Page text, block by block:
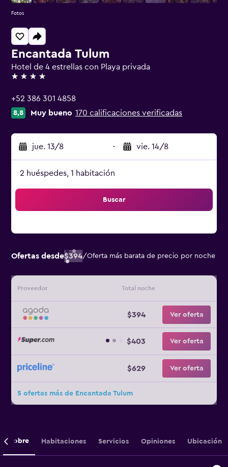
Encantada Tulum
Hotel de 4 estrellas con Playa privada
4 estrellas
+52 386 301 4858
8,8 Muy bueno 170 calificaciones verificadas
jue. 13/8 - vie. 14/8
2 huéspedes, 1 habitación
Buscar
Ofertas desde$394/Oferta más barata de precio por noche
Proveedor Total noche
$394 Ver oferta
$403 Ver oferta
$629 Ver oferta
5 ofertas más de Encantada Tulum
Fotos
Sobre Habitaciones Servicios Opiniones Ubicación